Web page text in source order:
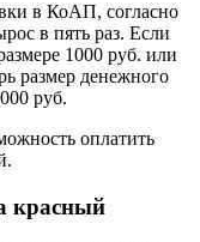
в КоАП, согласно
в пять раз. Если
1000 руб. или
размер денежного
руб.
оплатить
красный